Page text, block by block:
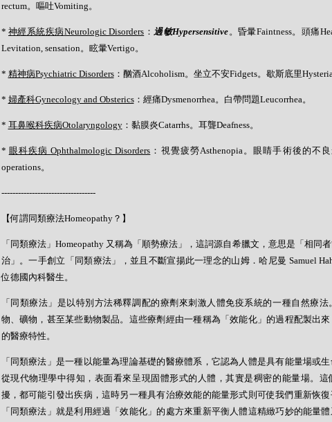
rectum。嘔吐Vomiting。
* 神經系統疾病Neurologic Disorders ：過敏Hypersensitive。昏暈Faintness。頭痛
Levitation, sensation。眩暈Vertigo。
* 精神病Psychiatric Disorders：酗酒Alcoholism。坐立不安Fidgets。歇斯底里
* 婦產科Gynecology and Obsterics：經痛Dysmenorrhea。白帶問題Leucorrhea。
* 耳鼻喉科疾病Otolaryngology：黏膜炎Catarrhs。耳聾Deafness。
* 眼科疾病Ophthalmologic Disorders ：視覺疲勞Asthenopia。眼睛手術後的不良
operations。
----------------------------------
【何謂同類療法Homeopathy？】
「同類療法」Homeopathy 又稱為「順勢療法」，這詞源自希臘文，意思是「相同
治」。一手創立「同類療法」，並且不斷宣揚此一理念的山姆．哈尼曼 Samuel
位德國內科醫生。
「同類療法」是以特別方法稀釋調配的療劑來刺激人體免疫系統的一種自然療
物、礦物，甚至某些動物製品。這些療劑經由一種稱為「效能化」的過程配製出
的醫療特性。
「同類療法」是一種以能量為理論基礎的醫療體系，它認為人體是具有能量場或
從現代物理學中得知，表面看來呈現固體形式的人體，其實是稠密的能量場。這
擾，都可能引發出疾病，這時另一種具有治療效能的能量形式則可使我們重新恢
「同類療法」就是利用經過「效能化」的處方來重新平衡人體這精緻巧妙的能量